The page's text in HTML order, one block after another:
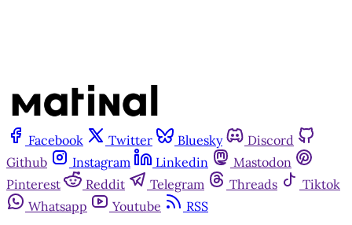
Facebook Twitter Bluesky
Discord
Github
Instagram Linkedin
Mastodon
Pinterest
Reddit Telegram Threads
Tiktok
Whatsapp
Youtube
RSS